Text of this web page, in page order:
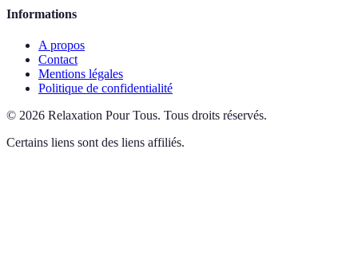
Informations
A propos
Contact
Mentions légales
Politique de confidentialité
© 2026 Relaxation Pour Tous. Tous droits réservés.
Certains liens sont des liens affiliés.